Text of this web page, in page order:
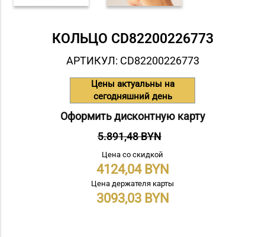
КОЛЬЦО СD82200226773
АРТИКУЛ: СD82200226773
Цены актуальны на
сегодняшний день
Оформить дисконтную карту
5.891,48 BYN
Цена со скидкой
4124,04
Цена держателя карты
3093,03